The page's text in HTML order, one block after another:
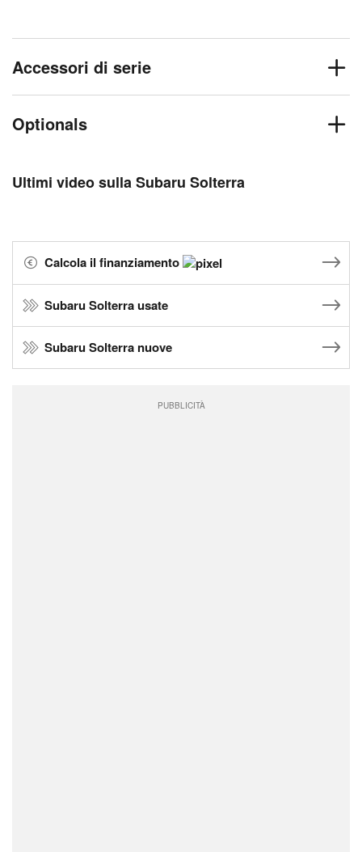
Accessori di serie
Optionals
Ultimi video sulla Subaru Solterra
Calcola il finanziamento
Subaru Solterra usate
Subaru Solterra nuove
PUBBLICITÀ